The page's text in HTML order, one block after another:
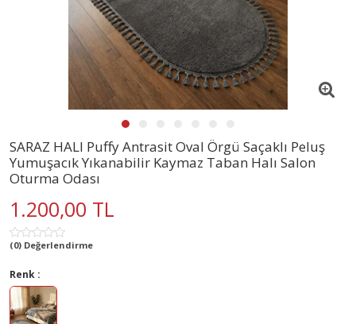
SARAZ HALI Puffy Antrasit Oval Örgü Saçaklı Peluş
Yumuşacık Yıkanabilir Kaymaz Taban Halı Salon
Oturma Odası
1.200,00 TL
(0) Değerlendirme
Renk :